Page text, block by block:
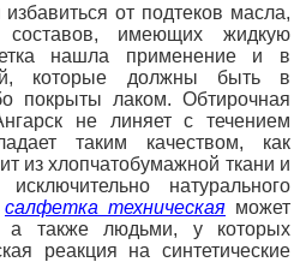
от подтеков масла,
имеющих жидкую
нашла применение и в
которые должны быть в
покрыты лаком. Обтирочная
не линяет с течением
таким качеством, как
из хлопчатобумажной ткани и
натурального
салфетка техническая может
а также людьми, у которых
реакция на синтетические